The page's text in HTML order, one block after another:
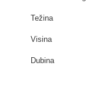
Težina
Visina
Dubina